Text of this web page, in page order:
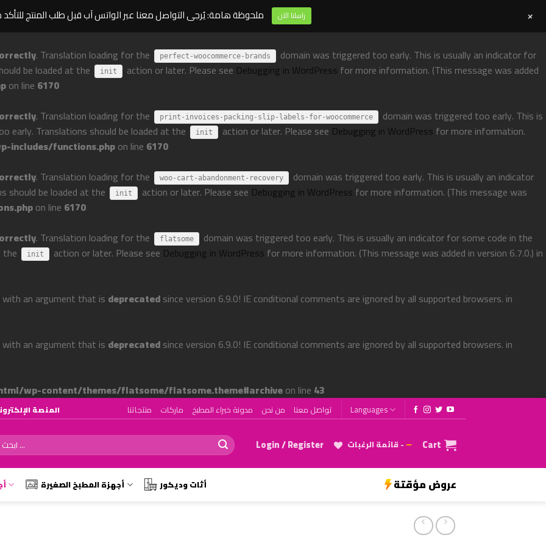
. Translation loading for the perfect-woocommerce-brands
domain was triggered too early. This is usually an indicator for
be loaded at the
init action or later. Please see Debugging in WordPress for more information. (This message was added
on line 6170
. Translation loading for the print-invoices-packing-slip-labels-for-woocommerce
domain was triggered too early. This is
early. Translations should be loaded at the
init action or later. Please see Debugging in WordPress for more information.
functions.phpon line 6170
. Translation loading for the woo-cart-abandonment-recovery
domain was triggered too early. This is usually an indicator
should be loaded at the
init action or later. Please see Debugging in WordPress for more information. (This message was
on line 6170
. Translation loading for the flatsome
domain was triggered too early. This is usually an indicator for some code in the
the
init action or later. Please see Debugging in WordPress for more information. (This message was added in version 6.7.0.) in
with an argument that is deprecatedsince version 6.9.0! IE conditional comments are ignored by all supported browsers. in
with an argument that is deprecatedsince version 6.9.0! IE conditional comments are ignored by all supported browsers. in
wp-content/themes/flatsome/flatsome.theme#archiveon line 43
المنصة الإلكترونية رقم ١ لتصميم وتجهيز منتجاتنا ماركات مدونة خبراء المطبخ من نحن تواصل معنا Languages
Login / Register قائمة الرغبات - Cart
أجهزة المطبخ الصغيرة أثات وديكور عروض مؤقتة
ملحوظة هامة: يُرجى التواصل معنا عبر الواتس آب قبل طلب المنتج راسلنا الآن +